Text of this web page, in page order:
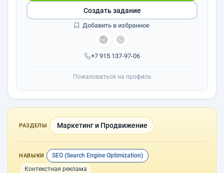
+7 915 137-97-06
Создать задание
Добавить в избранное
Пожаловаться на профиль
РАЗДЕЛЫ Маркетинг и Продвижение
НАВЫКИ
SEO (Search Engine Optimization)
Контекстная реклама